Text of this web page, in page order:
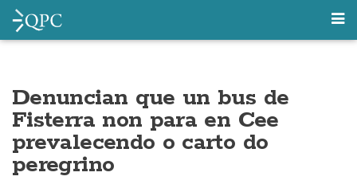
Denuncian que un bus de
Fisterra non para en Cee
prevalecendo o carto do
peregrino